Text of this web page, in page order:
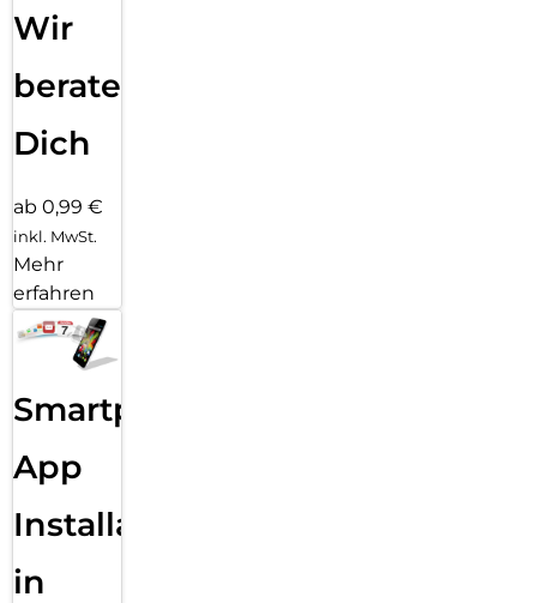
Wir
beraten
Dich
ab 0,99 €
inkl. MwSt.
Mehr
erfahren
Smartphone
App
Installation
in